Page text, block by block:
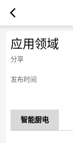
应用领域
分享
发布时间
智能厨电